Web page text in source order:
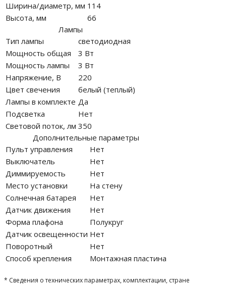
Ширина/диаметр, мм 114
Высота, мм
66
Лампы
Тип лампы
светодиодная
Мощность общая
3 Вт
Мощность лампы
3 Вт
Напряжение, В
220
Цвет свечения
белый (теплый)
Лампы в комплекте Да
Подсветка
Нет
Световой поток, лм 350
Дополнительные параметры
Пульт управления
Нет
Выключатель
Нет
Диммируемость
Нет
Место установки
На стену
Солнечная батарея
Нет
Датчик движения
Нет
Форма плафона
Полукруг
Датчик освещенности Нет
Поворотный
Нет
Способ крепления
Монтажная пластина
* Сведения о технических параметрах, комплектации, стране